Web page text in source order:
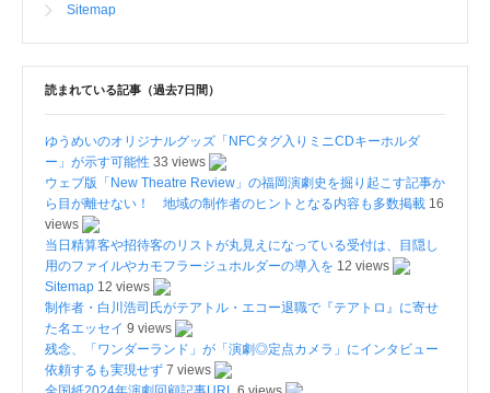
Sitemap
読まれている記事（過去7日間）
ゆうめいのオリジナルグッズ「NFCタグ入りミニCDキーホルダ
ー」が示す可能性 33 views
ウェブ版「New Theatre Review」の福岡演劇史を掘り起こす記事か
ら目が離せない！ 地域の制作者のヒントとなる内容も多数掲載 16
views
当日精算客や招待客のリストが丸見えになっている受付は、目隠し
用のファイルやカモフラージュホルダーの導入を 12 views
Sitemap 12 views
制作者・白川浩司氏がテアトル・エコー退職で『テアトロ』に寄せ
た名エッセイ 9 views
残念、「ワンダーランド」が「演劇◎定点カメラ」にインタビュー
依頼するも実現せず 7 views